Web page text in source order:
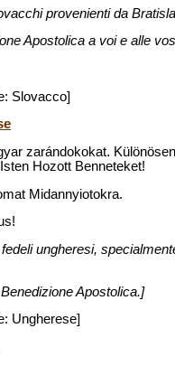
provenienti da
Apostolica a voi e alle
Slovacco]
zarándokokat.
Hozott Benneteket!
Midannyiotokra.
ungheresi,
Apostolica.]
Ungherese]